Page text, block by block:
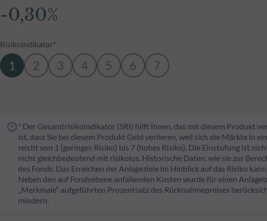
-0,30%
Risikoindikator*
1 2 3 4 5 6 7
* Der Gesamtrisikoindikator (SRI) hilft Ihnen, das mit diesem Produkt
ist, dass Sie bei diesem Produkt Geld verlieren, weil sich die Märkte in
reicht von 1 (geringes Risiko) bis 7 (hohes Risiko). Die Einstufung ist
nicht gleichbedeutend mit risikolos. Historische Daten, wie sie zur
des Fonds. Das Erreichen der Anlageziele im Hinblick auf das Risiko
Neben den auf Fondsebene anfallenden Kosten wurde für einen
„Merkmale“ aufgeführten Prozentsatz des Rücknahmepreises
mindern.